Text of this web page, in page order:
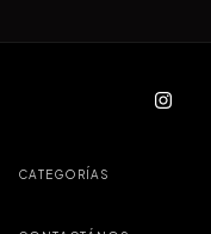
CATEGORÍAS